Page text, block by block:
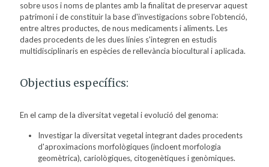
sobre usos i noms de plantes amb la finalitat de preservar aquest
patrimoni i de constituir la base d'investigacions sobre l'obtenció,
entre altres productes, de nous medicaments i aliments. Les
dades procedents de les dues línies s'integren en estudis
multidisciplinaris en espècies de rellevància biocultural i aplicada.
Objectius específics:
En el camp de la diversitat vegetal i evolució del genoma:
Investigar la diversitat vegetal integrant dades procedents
d'aproximacions morfològiques (incloent morfologia
geomètrica), cariològiques, citogenètiques i genòmiques.